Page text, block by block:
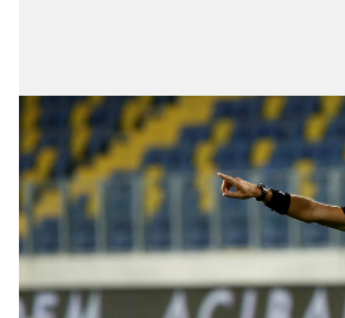
hazırlanmış Aydınlatma Metnimizi
ilgili mevzuata uygun olarak kullanılan
almak için lütfentıklayınız .